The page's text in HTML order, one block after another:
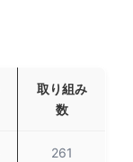
取り組み
数
261